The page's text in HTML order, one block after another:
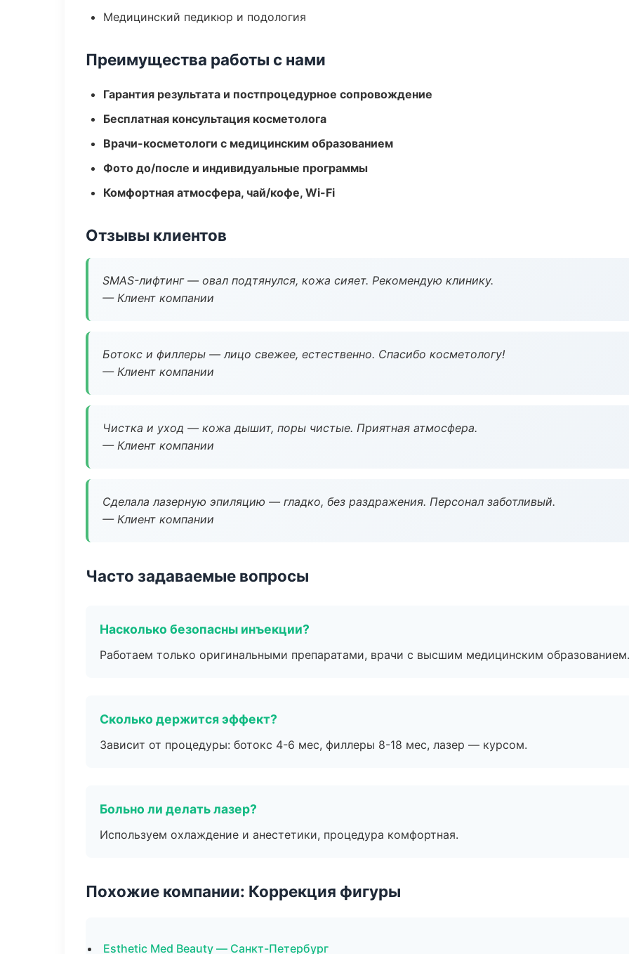
Медицинский педикюр и подология
Преимущества работы с нами
Гарантия результата и постпроцедурное сопровождение
Бесплатная консультация косметолога
Врачи-косметологи с медицинским образованием
Фото до/после и индивидуальные программы
Комфортная атмосфера, чай/кофе, Wi-Fi
Отзывы клиентов
SMAS-лифтинг — овал подтянулся, кожа сияет. Рекомендую клинику.
— Клиент компании
Ботокс и филлеры — лицо свежее, естественно. Спасибо косметологу!
— Клиент компании
Чистка и уход — кожа дышит, поры чистые. Приятная атмосфера.
— Клиент компании
Сделала лазерную эпиляцию — гладко, без раздражения. Персонал заботливый.
— Клиент компании
Часто задаваемые вопросы
Насколько безопасны инъекции?
Работаем только оригинальными препаратами, врачи с высшим медицинским образованием.
Сколько держится эффект?
Зависит от процедуры: ботокс 4-6 мес, филлеры 8-18 мес, лазер — курсом.
Больно ли делать лазер?
Используем охлаждение и анестетики, процедура комфортная.
Похожие компании: Коррекция фигуры
Esthetic Med Beauty — Санкт-Петербург